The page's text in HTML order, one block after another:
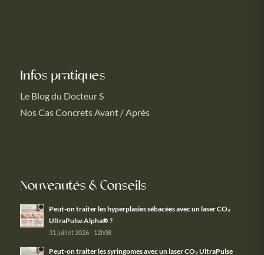
Infos pratiques
Le Blog du Docteur S
Nos Cas Concrets Avant / Après
Nouveautés & Conseils
Peut-on traiter les hyperplasies sébacées avec un laser CO₂
UltraPulse Alpha® ?
31 juillet 2026 - 12h08
Peut-on traiter les syringomes avec un laser CO₂ UltraPulse